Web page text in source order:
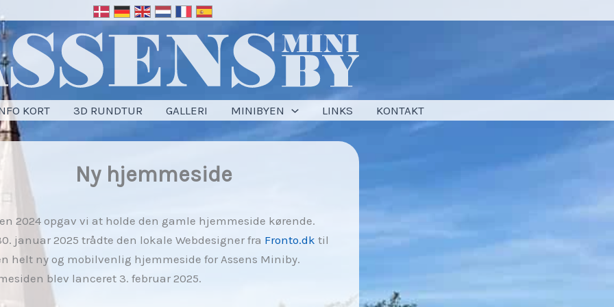
KORT 3D RUNDTUR GALLERI MINIBYEN LINKS KONTAKT
Ny hjemmeside
2024 opgav vi at holde den gamle hjemmeside kørende.
januar 2025 trådte den lokale Webdesigner fra Fronto.dk til
helt ny og mobilvenlig hjemmeside for Assens Miniby.
blev lanceret 3. februar 2025.